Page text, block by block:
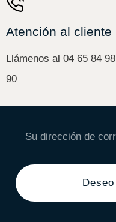
Atención al cliente
Llámenos al 04 65 84 98
90